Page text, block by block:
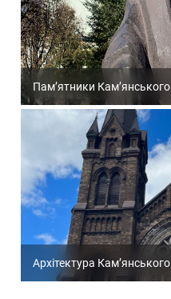
Пам’ятники Кам’янського
Архітектура Кам’янського